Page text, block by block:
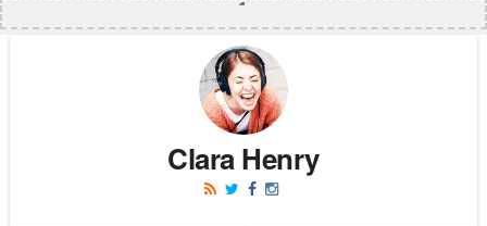
Clara Henry